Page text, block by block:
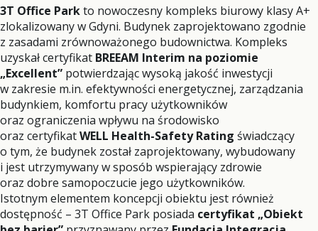
3T Office Parkto nowoczesny kompleks biurowy klasy A+
zlokalizowany w Gdyni. Budynek zaprojektowano zgodnie
z zasadami zrównoważonego budownictwa. Kompleks
uzyskał certyfikat BREEAM Interim na poziomie
„Excellent” potwierdzając wysoką jakość inwestycji
w zakresie m.in. efektywności energetycznej, zarządzania
budynkiem, komfortu pracy użytkowników
oraz ograniczenia wpływu na środowisko
oraz certyfikatWELL Health-Safety Rating świadczący
o tym, że budynek został zaprojektowany, wybudowany
i jest utrzymywany w sposób wspierający zdrowie
oraz dobre samopoczucie jego użytkowników.
Istotnym elementem koncepcji obiektu jest również
dostępność – 3T Office Park posiada certyfikat „Obiekt